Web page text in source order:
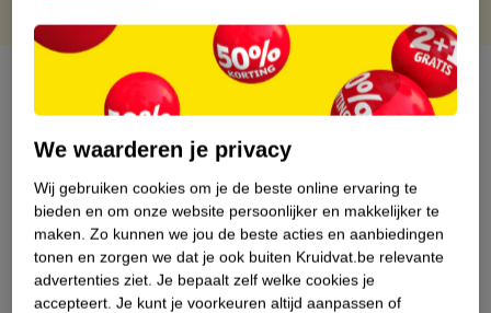
Over dit product
Etiketinformatie
Nature Impact Score
Dit product heeft (nog) geen Nature
We waarderen je privacy
Wij gebruiken cookies om je de beste online ervaring te
bieden en om onze website persoonlijker en makkelijker te
maken. Zo kunnen we jou de beste acties en aanbiedingen
tonen en zorgen we dat je ook buiten Kruidvat.be relevante
advertenties ziet. Je bepaalt zelf welke cookies je
accepteert. Je kunt je voorkeuren altijd aanpassen of